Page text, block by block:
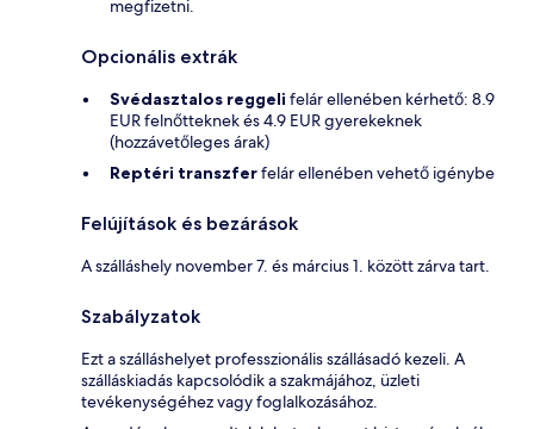
megfizetni.
Opcionális extrák
Svédasztalos reggeli felár ellenében kérhető: 8.9
EUR felnőtteknek és 4.9 EUR gyerekeknek
(hozzávetőleges árak)
Reptéri transzferfelár ellenében vehető igénybe
Felújítások és bezárások
A szálláshely november 7. és március 1. között zárva tart.
Szabályzatok
Ezt a szálláshelyet professzionális szállásadó kezeli. A
szálláskiadás kapcsolódik a szakmájához, üzleti
tevékenységéhez vagy foglalkozásához.